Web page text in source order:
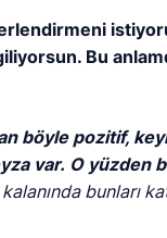
Bu
böyle pozitif,
var. O yüzden
bunları